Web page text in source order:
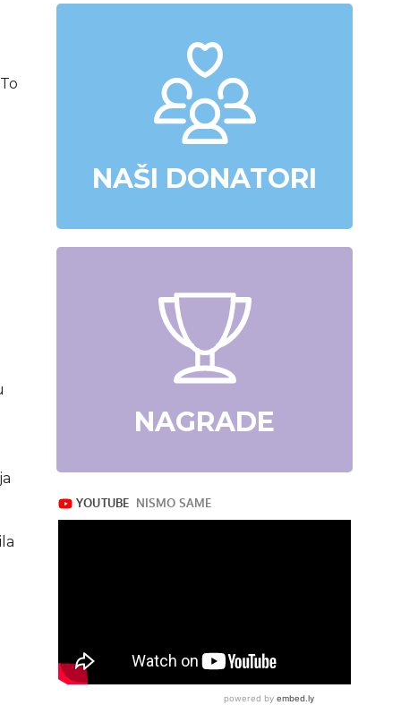
NAŠI DONATORI
NAGRADE